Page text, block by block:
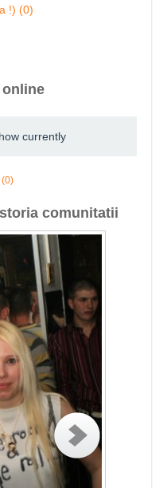
!) (0)
currently
comunitatii